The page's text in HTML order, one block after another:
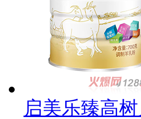
启美乐臻高